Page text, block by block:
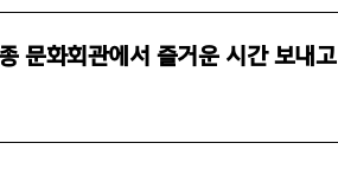
문화회관에서 즐거운 시간 보내